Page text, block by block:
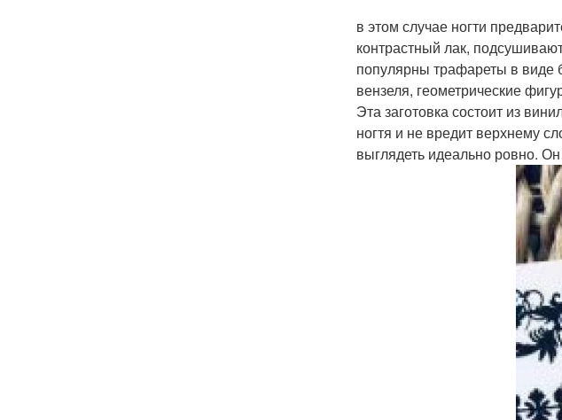
в этом случае ногти
контрастный лак,
популярны трафареты в виде
вензеля, геометрические
Эта заготовка состоит из
ногтя и не вредит верхнему
выглядеть идеально ровно.